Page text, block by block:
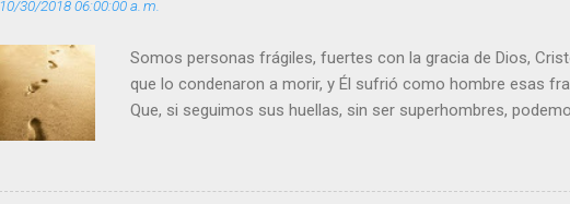
10/30/2018 06:00:00 a. m.
Somos personas frágiles, fuertes con la gracia de Dios,
que lo condenaron a morir, y Él sufrió como hombre esas
Que, si seguimos sus huellas, sin ser superhombres,
que los demás se sientan acompañados y protegidos por
pero tú me das la savia para que al menos mis ramas y